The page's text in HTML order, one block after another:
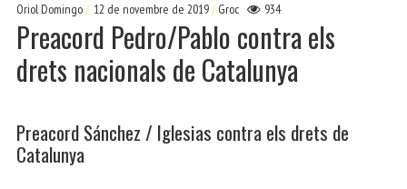
Oriol Domingo 12 de novembre de 2019 Groc 934
Preacord Pedro/Pablo contra els
drets nacionals de Catalunya
Preacord Sánchez / Iglesias contra els drets de
Catalunya